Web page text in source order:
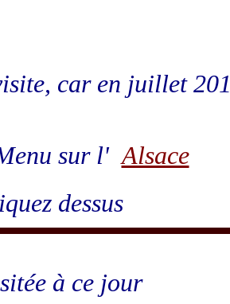
car en juillet
sur l' Alsace
dessus
à ce jour